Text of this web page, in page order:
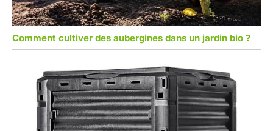
Comment cultiver des aubergines dans un jardin bio ?